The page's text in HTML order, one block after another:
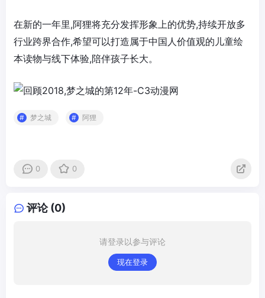
在新的一年里,阿狸将充分发挥形象上的优势,持续开放多
行业跨界合作,希望可以打造属于中国人价值观的儿童绘
本读物与线下体验,陪伴孩子长大。
梦之城 阿狸
0 0
评论 (0)
请登录以参与评论
现在登录